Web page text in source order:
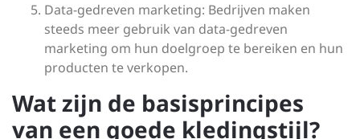
Data-gedreven marketing: Bedrijven maken
steeds meer gebruik van data-gedreven
marketing om hun doelgroep te bereiken en hun
producten te verkopen.
Wat zijn de basisprincipes
van een goede kledingstijl?